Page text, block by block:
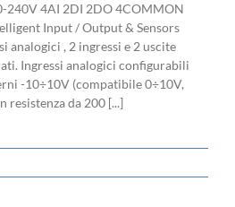
240V 4AI 2DI 2DO 4COMMON
Input / Output & Sensors
analogici , 2 ingressi e 2 uscite
Ingressi analogici configurabili
-10÷10V (compatibile 0÷10V,
resistenza da 200 [...]